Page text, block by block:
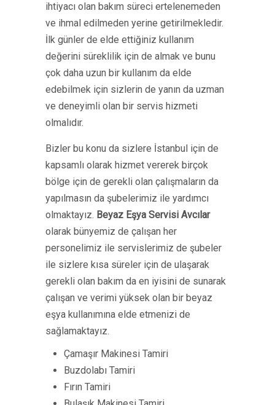
ihtiyacı olan bakım süreci ertelenemeden
ve ihmal edilmeden yerine getirilmekledir.
İlk günler de elde ettiğiniz kullanım
değerini süreklilik için de almak ve bunu
çok daha uzun bir kullanım da elde
edebilmek için sizlerin de yanın da uzman
ve deneyimli olan bir servis hizmeti
olmalıdır.
Bizler bu konu da sizlere İstanbul için de
kapsamlı olarak hizmet vererek birçok
bölge için de gerekli olan çalışmaların da
yapılmasın da şubelerimiz ile yardımcı
olmaktayız. Beyaz Eşya Servisi Avcılar
olarak bünyemiz de çalışan her
personelimiz ile servislerimiz de şubeler
ile sizlere kısa süreler için de ulaşarak
gerekli olan bakım da en iyisini de sunarak
çalışan ve verimi yüksek olan bir beyaz
eşya kullanımına elde etmenizi de
sağlamaktayız.
Çamaşır Makinesi Tamiri
Buzdolabı Tamiri
Fırın Tamiri